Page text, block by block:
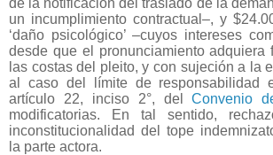
un incumplimiento contractual–, y
‘daño psicológico’ –cuyos intereses
desde que el pronunciamiento adquiera
las costas del pleito, y con sujeción a la
al caso del límite de responsabilidad
artículo 22, inciso 2°, delConvenio
modificatorias. En tal sentido,
inconstitucionalidad del tope
la parte actora.